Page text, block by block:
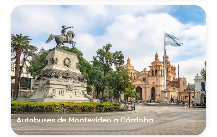
Autobuses de Montevideo a Córdoba